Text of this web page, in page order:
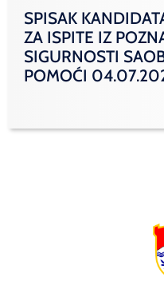
SPISAK
ZA ISPITE IZ
SIGURNOSTI
POMOĆI